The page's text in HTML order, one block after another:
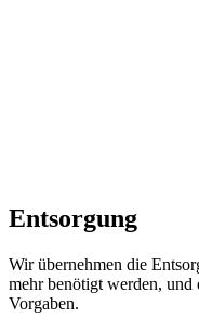
Entsorgung
Wir übernehmen die
mehr benötigt werden, und
Vorgaben.